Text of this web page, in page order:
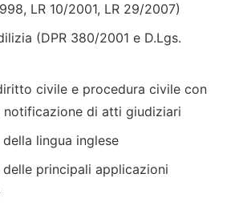
LR 10/2001, LR 29/2007)
(DPR 380/2001 e D.Lgs.
civile e procedura civile con
notificazione di atti giudiziari
lingua inglese
delle principali applicazioni